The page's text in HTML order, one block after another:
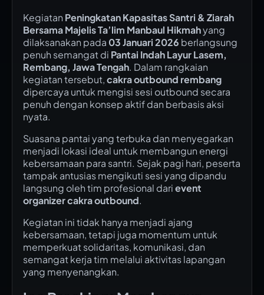
Kegiatan Peningkatan Kapasitas Santri & Ziarah
Bersama Majelis Ta’lim Manbaul Hikmahyang
dilaksanakan pada 03 Januari 2026 berlangsung
penuh semangat di Pantai Indah Layur Lasem,
Rembang, Jawa Tengah. Dalam rangkaian
kegiatan tersebut,cakra outbound rembang
dipercaya untuk mengisi sesi outbound secara
penuh dengan konsep aktif dan berbasis aksi
nyata.
Suasana pantai yang terbuka dan menyegarkan
menjadi lokasi ideal untuk membangun energi
kebersamaan para santri. Sejak pagi hari, peserta
tampak antusias mengikuti sesi yang dipandu
langsung oleh tim profesional darievent
organizer cakra outbound.
Kegiatan ini tidak hanya menjadi ajang
kebersamaan, tetapi juga momentum untuk
memperkuat solidaritas, komunikasi, dan
semangat kerja tim melalui aktivitas lapangan
yang menyenangkan.